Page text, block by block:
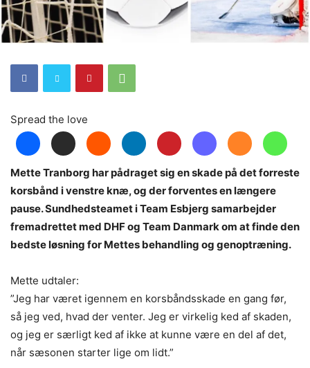
Spread the love
Mette Tranborg har pådraget sig en skade på det forreste
korsbånd i venstre knæ, og der forventes en længere
pause. Sundhedsteamet i Team Esbjerg samarbejder
fremadrettet med DHF og Team Danmark om at finde den
bedste løsning for Mettes behandling og genoptræning.
Mette udtaler:
”Jeg har været igennem en korsbåndsskade en gang før,
så jeg ved, hvad der venter. Jeg er virkelig ked af skaden,
og jeg er særligt ked af ikke at kunne være en del af det,
når sæsonen starter lige om lidt.”